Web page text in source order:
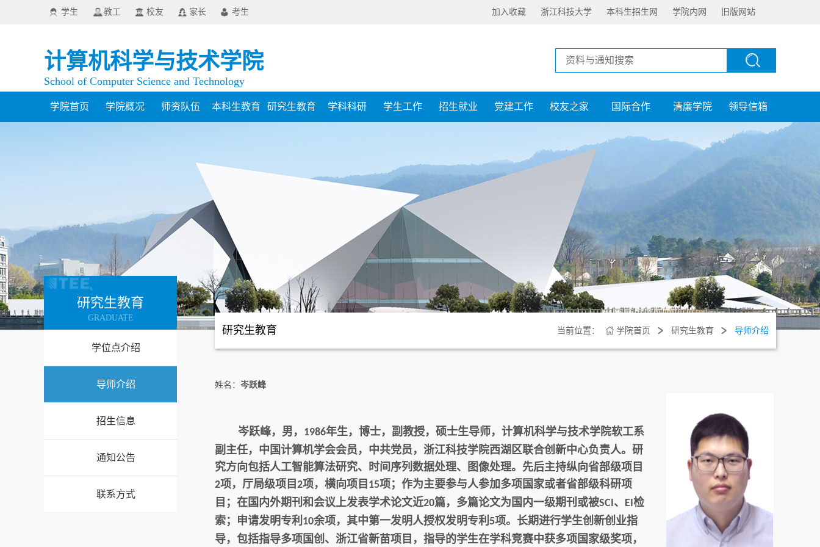
学生 教工 校友 家长 考生 加入收藏 浙江科技大学 本科生招生网 学院内网 旧版网站
计算机科学与技术学院
School of Computer Science and Technology
学院首页 学院概况 师资队伍 本科生教育 研究生教育 学科科研 学生工作 招生就业 党建工作 校友之家 国际合作 清廉学院 领导信箱
研究生教育
GRADUATE
学位点介绍
导师介绍
招生信息
通知公告
联系方式
研究生教育 当前位置： 学院首页 研究生教育 导师介绍
姓名： 岑跃峰
岑跃峰，男， 1986年生，博士，副教授，硕士生导师，计算机科学与技术学院软工系
副主任，中国计算机学会会员，中共党员，浙江科技学院西湖区联合创新中心负责人。研
究方向包括人工智能算法研究、时间序列数据处理、图像处理。先后主持纵向省部级项目
2项，厅局级项目 2项，横向项目 15项；作为主要参与人参加多项国家或者省部级科研项
目；在国内外期刊和会议上发表学术论文近20篇，多篇论文为国内一级期刊或被SCI、 EI检
索；申请发明专利 10余项，其中第一发明人授权发明专利 5项。长期进行学生创新创业指
导，包括指导多项国创、浙江省新苗项目，指导的学生在学科竞赛中获多项国家级奖项，